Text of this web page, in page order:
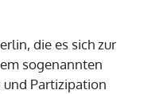
die es sich zur
sogenannten
Partizipation